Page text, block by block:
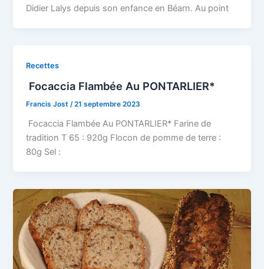
Didier Lalys depuis son enfance en Béarn. Au point
Recettes
Focaccia Flambée Au PONTARLIER*
Francis Jost/21 septembre 2023
Focaccia Flambée Au PONTARLIER* Farine de
tradition T 65 : 920g Flocon de pomme de terre :
80g Sel :